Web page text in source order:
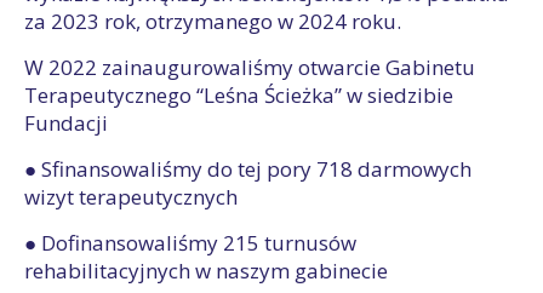
za 2023 rok, otrzymanego w 2024 roku.
W 2022 zainaugurowaliśmy otwarcie Gabinetu
Terapeutycznego “Leśna Ścieżka” w siedzibie
Fundacji
● Sfinansowaliśmy do tej pory 718 darmowych
wizyt terapeutycznych
● Dofinansowaliśmy 215 turnusów
rehabilitacyjnych w naszym gabinecie